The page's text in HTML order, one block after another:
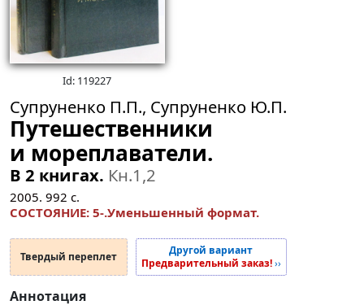
Id: 119227
Супруненко П.П., Супруненко Ю.П.
Путешественники
и мореплаватели.
В 2 книгах. Кн.1,2
2005. 992 с.
СОСТОЯНИЕ: 5-.Уменьшенный формат.
Твердый переплет
Другой вариант
Предварительный заказ!››
Аннотация